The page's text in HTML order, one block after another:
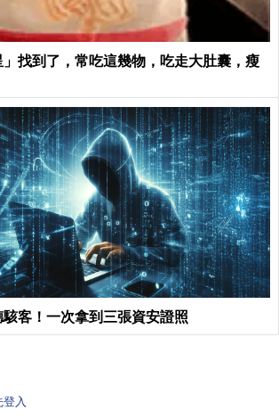
找到了，常吃這幾物，吃走大肚囊，瘦
客！一次拿到三張資安證照
入